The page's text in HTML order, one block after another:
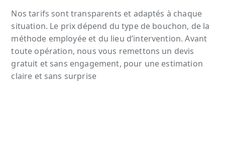
Nos tarifs sont transparents et adaptés à chaque
situation. Le prix dépend du type de bouchon, de la
méthode employée et du lieu d’intervention. Avant
toute opération, nous vous remettons un devis
gratuit et sans engagement, pour une estimation
claire et sans surprise